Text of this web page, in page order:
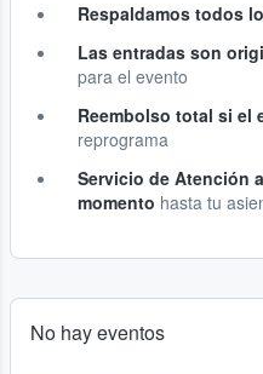
Respaldamos todos
Las entradas son
para el evento
Reembolso total si el
reprograma
Servicio de Atención
momento hasta tu
No hay eventos